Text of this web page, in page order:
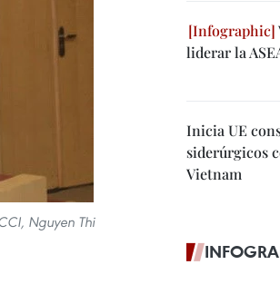
Nguyen Thi
liderar la
Inicia UE
siderúrgicos
Vietnam